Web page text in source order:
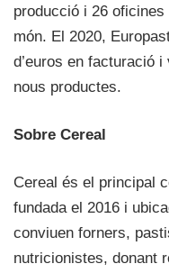
producció i 26
món. El 2020,
d’euros en facturació
nous productes.
Sobre Cereal
Cereal és el principal
fundada el 2016 i
conviuen forners,
nutricionistes, donant